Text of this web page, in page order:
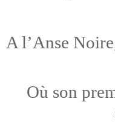
A l’Anse
Où son